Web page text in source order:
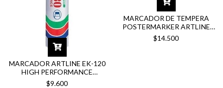
MARCADOR ARTLINE EK-120
HIGH PERFORMANCE
COLORES
$9.600
MARCADOR DE TEMPERA
POSTERMARKER ARTLINE
20MM
$14.500